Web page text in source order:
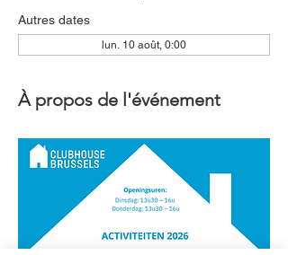
Autres dates
lun. 10 août, 0:00
À propos de l'événement